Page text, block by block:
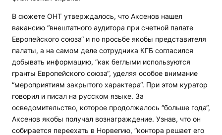
В сюжете ОНТ утверждалось, что Аксенов нашел
вакансию “внештатного аудитора при счетной палате
Европейского союза“ и по просьбе якобы представителя
палаты, а на самом деле сотрудника КГБ согласился
добывать информацию, “как беглыми используются
гранты Европейского союза“, уделяя особое внимание
“мероприятиям закрытого характера“. При этом куратор
говорил и писал на русском языке. За
осведомительство, которое продолжалось “больше года“,
Аксенов якобы получал вознаграждение. Узнав, что он
собирается переехать в Норвегию, “контора решает его